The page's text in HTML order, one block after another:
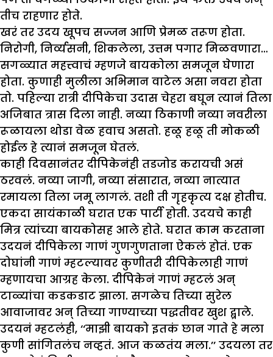
तीच राहणार होते.
खरं तर उदय खूपच सज्जन आणि प्रेमळ तरूण होता.
निरोगी, निर्व्यसनी, शिकलेला, उत्तम पगार मिळवणारा…
सगळ्यात महत्त्वाचं म्हणजे बायकोला समजून घेणारा
होता. कुणाही मुलीला अभिमान वाटेल असा नवरा होता
तो. पहिल्या रात्री दीपिकेचा उदास चेहरा बघून त्यानं तिला
अजिबात त्रास दिला नाही. नव्या ठिकाणी नव्या नवरीला
रूळायला थोडा वेळ हवाच असतो. हळू हळू ती मोकळी
होईल हे त्यानं समजून घेतलं.
काही दिवसानंतर दीपिकेनंही तडजोड करायची असं
ठरवलं. नव्या जागी, नव्या संसारात, नव्या नात्यात
रमायला तिला जमू लागलं. तशी ती गृहकृत्य दक्ष होतीच.
एकदा सायंकाळी घरात एक पार्टी होती. उदयचे काही
मित्र त्यांच्या बायकोसह आले होते. घरात काम करताना
उदयनं दीपिकेला गाणं गुणगुणताना ऐकलं होतं. एक
दोघांनी गाणं म्हटल्यावर कुणीतरी दीपिकेलाही गाणं
म्हणायचा आग्रह केला. दीपिकेनं गाणं म्हटलं अन्
टाळ्यांचा कडकडाट झाला. सगळेच तिच्या सुरेल
आवाजावर अन् तिच्या गाण्याच्या पद्धतीवर खुश द्ब्राले.
उदयनं म्हटलंही, ‘‘माझी बायको इतकं छान गाते हे मला
कुणी सांगितलंच नव्हतं. आज कळतंय मला.’’ उदयला तर